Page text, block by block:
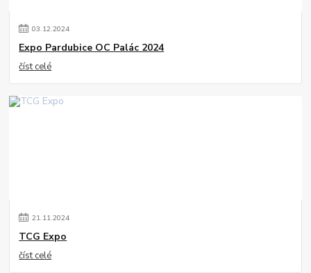
03.12.2024
Expo Pardubice OC Palác 2024
číst celé
21.11.2024
TCG Expo
číst celé